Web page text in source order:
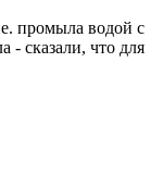
промыла водой с
- сказали, что для